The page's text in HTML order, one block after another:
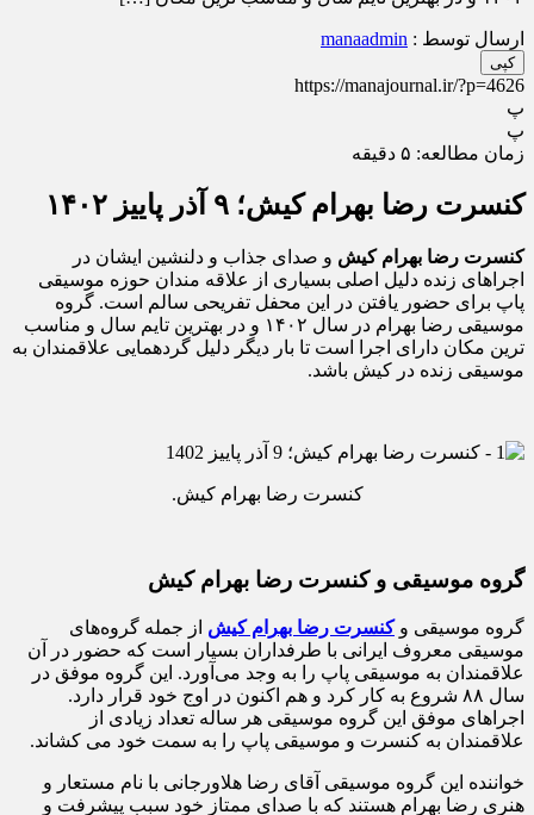
ارسال توسط : manaadmin
کپی
https://manajournal.ir/?p=4626
پ
پ
زمان مطالعه: ۵ دقیقه
کنسرت رضا بهرام کیش؛ ۹ آذر پاییز ۱۴۰۲
کنسرت رضا بهرام کیش و صدای جذاب و دلنشین ایشان در
اجراهای زنده دلیل اصلی بسیاری از علاقه مندان حوزه موسیقی
پاپ برای حضور یافتن در این محفل تفریحی سالم است. گروه
موسیقی رضا بهرام در سال ۱۴۰۲ و در بهترین تایم سال و مناسب
ترین مکان دارای اجرا است تا بار دیگر دلیل گردهمایی علاقمندان به
موسیقی زنده در کیش باشد.
کنسرت رضا بهرام کیش.
گروه موسیقی و کنسرت رضا بهرام کیش
گروه موسیقی وکنسرت رضا بهرام کیش از جمله گروه‌های
موسیقی معروف ایرانی با طرفداران بسیار است که حضور در آن
علاقمندان به موسیقی پاپ را به وجد می‌آورد. این گروه موفق در
سال ۸۸ شروع به کار کرد و هم اکنون در اوج خود قرار دارد.
اجراهای موفق این گروه موسیقی هر ساله تعداد زیادی از
علاقمندان به کنسرت و موسیقی پاپ را به سمت خود می‌ کشاند.
خواننده این گروه موسیقی آقای رضا هلاورجانی با نام مستعار و
هنری رضا بهرام هستند که با صدای ممتاز خود سبب پیشرفت و